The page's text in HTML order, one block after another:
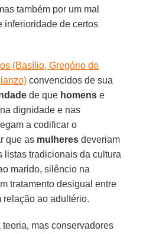
também por um mal
inferioridade de certos
(Basílio, Gregório de
convencidos de sua
de que homens e
dignidade e nas
a codificar o
que as mulheres deveriam
listas tradicionais da cultura
marido, silêncio na
tratamento desigual entre
relação ao adultério.
mas conservadores